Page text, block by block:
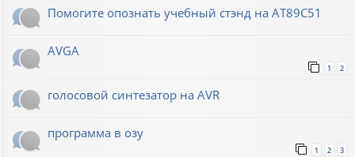
Помогите опознать учебный стэнд на AT89С51
AVGA
1 2
голосовой синтезатор на AVR
программа в озу
1 2 3